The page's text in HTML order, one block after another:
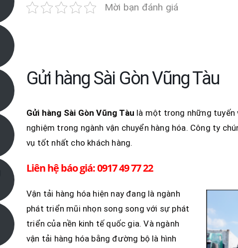
Mời bạn đánh giá
Gửi hàng Sài Gòn Vũng Tàu
Gửi hàng Sài GònVũng Tàu là một trong những tuyến
nghiệm trong ngành vận chuyển hàng hóa. Công ty
vụ tốt nhất cho khách hàng.
Liên hệ báo giá: 0917 49 77 22
Vận tải hàng hóa hiện nay đang là ngành
phát triển mũi nhọn song song với sự phát
triển của nền kinh tế quốc gia. Và ngành
vận tải hàng hóa bằng đường bộ là hình